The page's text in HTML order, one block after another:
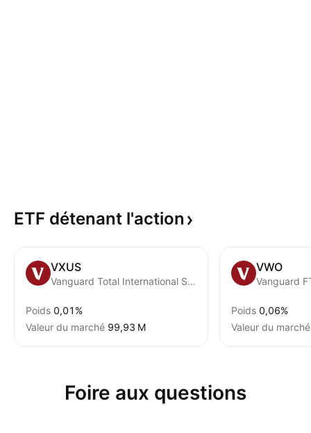
ETF détenant l'action
VXUS
Vanguard Total International Stock ETF
Poids 0,01%
Valeur du marché ‪99,93 M‬
VWO
Poids 0,06%
Valeur du marché
Foire aux questions